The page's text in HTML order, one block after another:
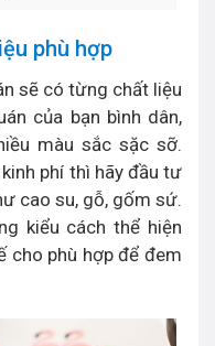
phù hợp
sẽ có từng chất liệu
của bạn bình dân,
màu sắc sặc sỡ.
phí thì hãy đầu tư
cao su, gỗ, gốm sứ.
kiểu cách thể hiện
cho phù hợp để đem